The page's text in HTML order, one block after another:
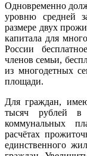
Одновременно
уровню средней
размере двух
капитала для
России
членов семьи,
из многодетных
площади.
Для граждан,
тысяч рублей в
коммунальных
расчётах
единственного